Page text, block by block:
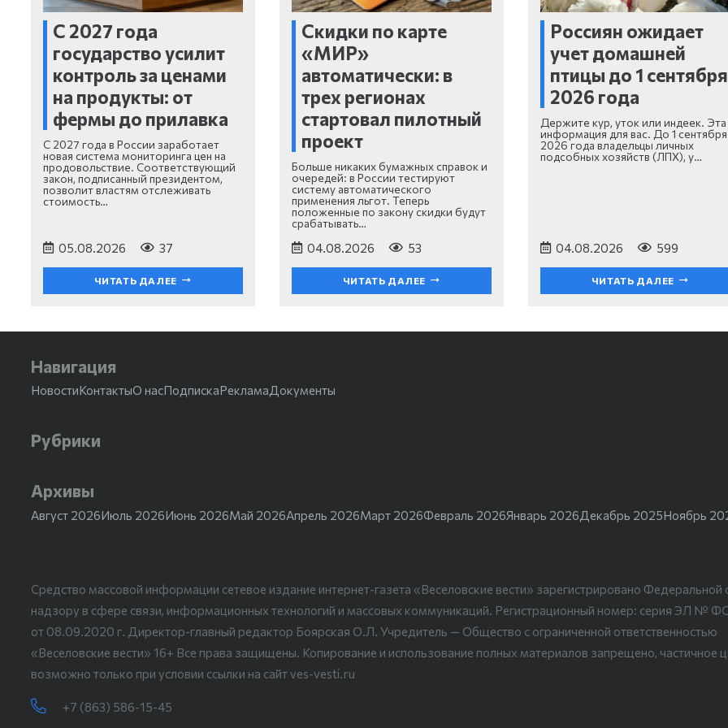
С 2027 года
государство усилит
контроль за ценами
на продукты: от
фермы до прилавка
С 2027 года в России заработает
новая система мониторинга цен на
продовольствие. Соответствующий
закон, подписанный президентом,
позволит властям отслеживать
стоимость…
05.08.2026 37
ЧИТАТЬ ДАЛЕЕ
Скидки по карте
«МИР»
автоматически: в
трех регионах
стартовал пилотный
проект
Больше никаких бумажных справок и
очередей: в России тестируют
систему автоматического
применения льгот. Теперь
положенные по закону скидки будут
срабатывать…
04.08.2026 53
ЧИТАТЬ ДАЛЕЕ
Россиян ожидает
учет домашней
птицы до 1 сентября
2026 года
Держите кур, уток или индеек. Эта
информация для вас. До 1 сентября
2026 года владельцы личных
подсобных хозяйств (ЛПХ), у…
04.08.2026 599
ЧИТАТЬ ДАЛЕЕ
Навигация
НовостиКонтактыО насПодпискаРекламаДокументы
Рубрики
Архивы
Август 2026Июль 2026Июнь 2026Май 2026Апрель 2026Март 2026Февраль 2026Январь 2026 Декабрь 2025Ноябрь
Средство массовой информации сетевое издание интернет-газета «Веселовские вести» зарегистрировано Федеральной
надзору в сфере связи, информационных технологий и массовых коммуникаций. Регистрационный номер: серия ЭЛ №
от 08.09.2020 г. Директор-главный редактор Боярская О.Л. Учредитель — Общество с ограниченной ответственностью
«Веселовские вести» 16+ Все права защищены. Копирование и использование полных материалов запрещено, частичное
возможно только при условии ссылки на сайт ves-vesti.ru
+7 (863) 586-15-45